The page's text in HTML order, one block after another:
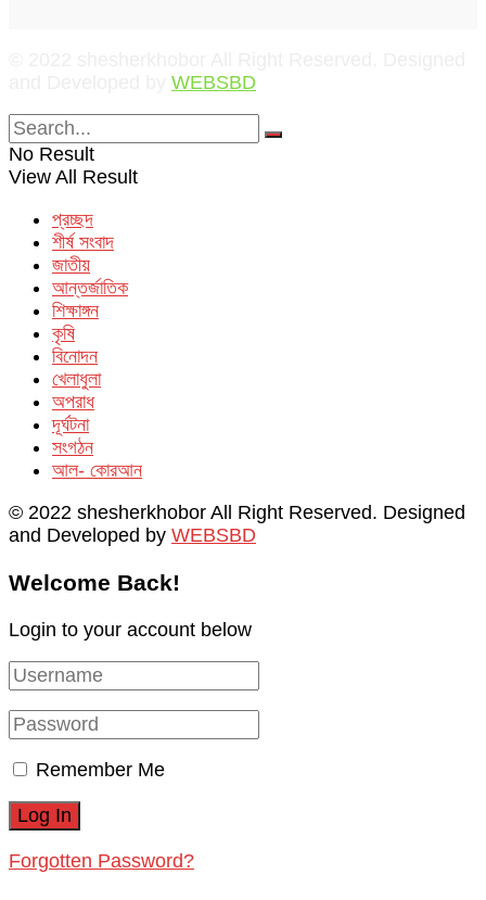
WEBSBD
No Result
View All Result
প্রচ্ছদ
শীর্ষ সংবাদ
জাতীয়
আন্তর্জাতিক
শিক্ষাঙ্গন
কৃষি
বিনোদন
খেলাধুলা
অপরাধ
দূর্ঘটনা
সংগঠন
আল- কোরআন
© 2022 shesherkhobor All Right Reserved. Designed
and Developed by WEBSBD
Welcome Back!
Login to your account below
Remember Me
Forgotten Password?